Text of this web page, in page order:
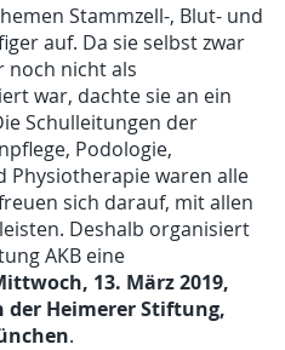
Stammzell-, Blut- und
auf. Da sie selbst zwar
noch nicht als
war, dachte sie an ein
Schulleitungen der
Podologie,
Physiotherapie waren alle
sich darauf, mit allen
Deshalb organisiert
AKB eine
13. März 2019,
der Heimerer Stiftung,
.